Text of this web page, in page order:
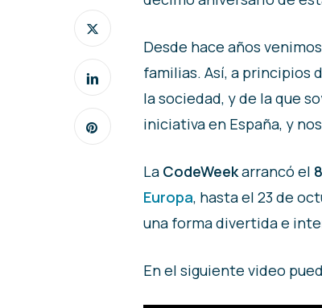
Desde hace años
familias. Así, a principios
la sociedad, y de la que
iniciativa en España, y
La CodeWeekarrancó el
Europa, hasta el 23 de
una forma divertida e
En el siguiente video